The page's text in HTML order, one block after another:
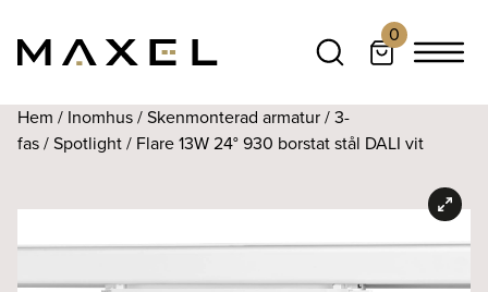
0
Hem / Inomhus/Skenmonterad armatur/3-
fas/Spotlight/ Flare 13W 24° 930 borstat stål DALI vit